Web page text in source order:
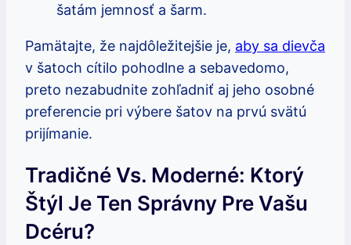
šatám jemnosť a šarm.
Pamätajte, že najdôležitejšie je, aby sa dievča
v šatoch cítilo pohodlne a sebavedomo,
preto nezabudnite zohľadniť aj jeho osobné
preferencie pri výbere šatov na prvú svätú
prijímanie.
Tradičné Vs. Moderné: Ktorý
Štýl Je Ten Správny Pre Vašu
Dcéru?